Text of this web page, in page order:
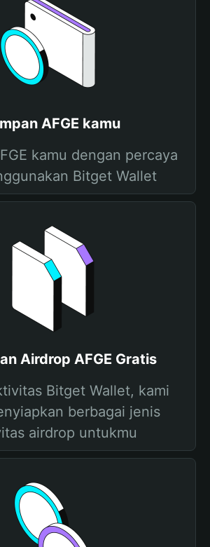
AFGE kamu
kamu dengan percaya
Bitget Wallet
Airdrop AFGE Gratis
Bitget Wallet, kami
berbagai jenis
airdrop untukmu